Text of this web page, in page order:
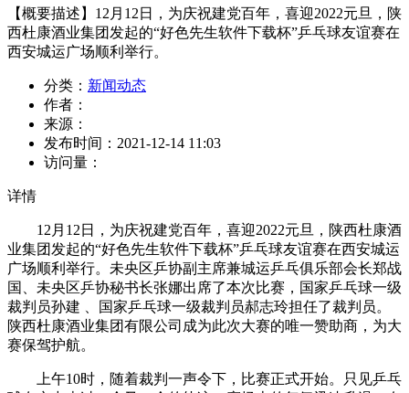
【概要描述】 12月12日，为庆祝建党百年，喜迎2022元旦，陕
西杜康酒业集团发起的“好色先生软件下载杯”乒乓球友谊赛在
西安城运广场顺利举行。
分类： 新闻动态
作者：
来源：
发布时间： 2021-12-14 11:03
访问量：
详情
12月12日，为庆祝建党百年，喜迎2022元旦，陕西杜康酒
业集团发起的“好色先生软件下载杯”乒乓球友谊赛在西安城运
广场顺利举行。未央区乒协副主席兼城运乒乓俱乐部会长郑战
国、未央区乒协秘书长张娜出席了本次比赛，国家乒乓球一级
裁判员孙建 、国家乒乓球一级裁判员郝志玲担任了裁判员。
陕西杜康酒业集团有限公司成为此次大赛的唯一赞助商，为大
赛保驾护航。
上午10时，随着裁判一声令下，比赛正式开始。只见乒乓